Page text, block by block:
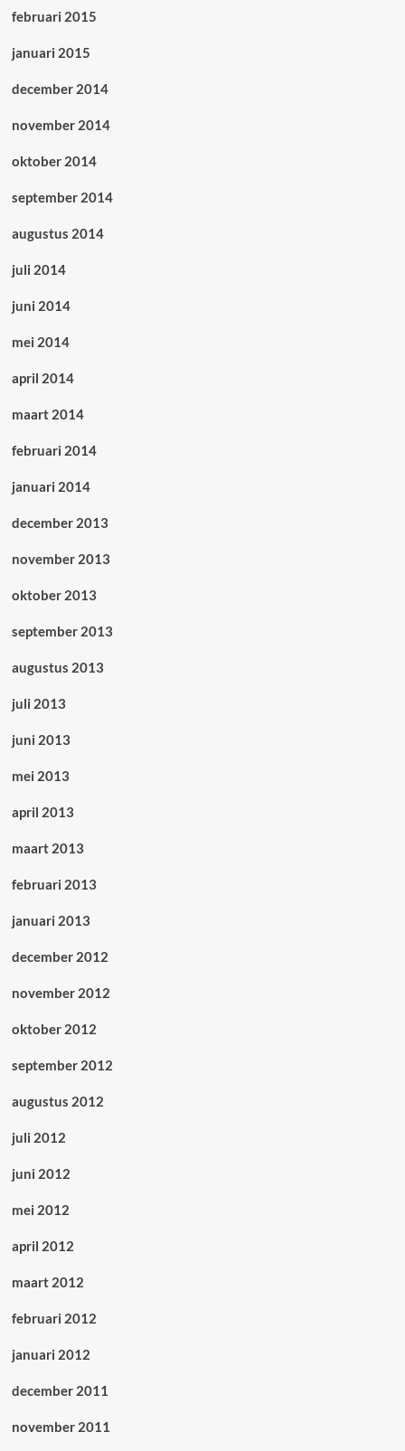
februari 2015
januari 2015
december 2014
november 2014
oktober 2014
september 2014
augustus 2014
juli 2014
juni 2014
mei 2014
april 2014
maart 2014
februari 2014
januari 2014
december 2013
november 2013
oktober 2013
september 2013
augustus 2013
juli 2013
juni 2013
mei 2013
april 2013
maart 2013
februari 2013
januari 2013
december 2012
november 2012
oktober 2012
september 2012
augustus 2012
juli 2012
juni 2012
mei 2012
april 2012
maart 2012
februari 2012
januari 2012
december 2011
november 2011